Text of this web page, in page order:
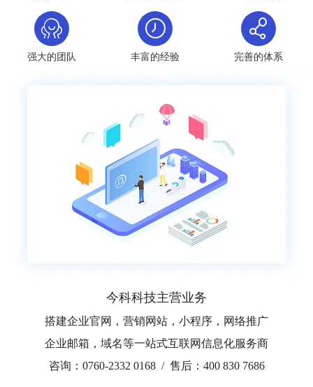
强大的团队 丰富的经验 完善的体系
今科科技主营业务
搭建企业官网，营销网站，小程序，网络推广
企业邮箱，域名等一站式互联网信息化服务商
咨询：0760-2332 0168 / 售后：400 830 7686